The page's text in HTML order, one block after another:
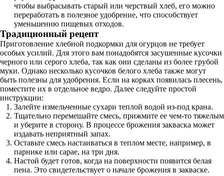
чтобы выбрасывать старый или черствый хлеб, его можно
переработать в полезное удобрение, что способствует
уменьшению пищевых отходов.
Традиционный рецепт
Приготовление хлебной подкормки для огурцов не требует
особых усилий. Для этого вам понадобятся засушенные кусочки
черного или серого хлеба, так как они сделаны из более грубой
муки. Однако несколько кусочков белого хлеба также могут
быть полезны для удобрения. Если на корках появилась плесень,
поместите их в отдельное ведро. Далее следуйте простой
инструкции:
Залейте измельченные сухари теплой водой из-под крана.
Тщательно перемешайте смесь, прижмите ее чем-то тяжелым
и уберите в сторону. В процессе брожения закваска может
издавать неприятный запах.
Оставьте смесь настаиваться в теплом месте, например, в
парнике или сарае, на три дня.
Настой будет готов, когда на поверхности появится белая
пена. Это свидетельствует о начале брожения в закваске.